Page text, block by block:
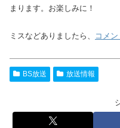
まります。お楽しみに！
ミスなどありましたら、 コメン
BS放送 放送情報